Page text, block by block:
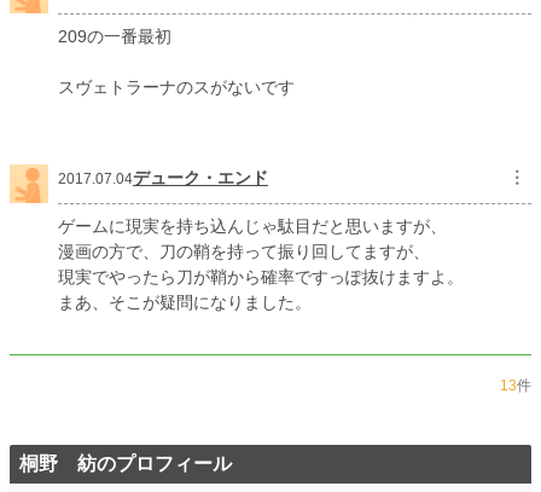
209の一番最初
スヴェトラーナのスがないです
2017.07.04デューク・エンド ︙
ゲームに現実を持ち込んじゃ駄目だと思いますが、
漫画の方で、刀の鞘を持って振り回してますが、
現実でやったら刀が鞘から確率ですっぽ抜けますよ。
まあ、そこが疑問になりました。
13件
桐野 紡のプロフィール